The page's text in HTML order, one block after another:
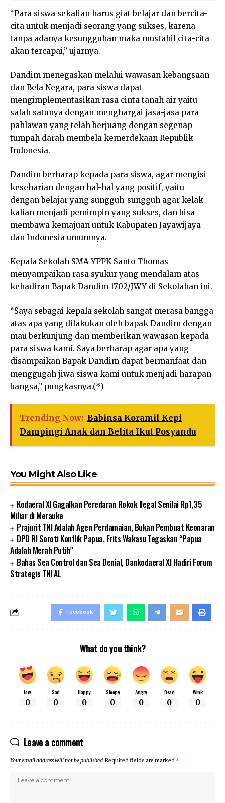
“Para siswa sekalian harus giat belajar dan bercita-
cita untuk menjadi seorang yang sukses, karena
tanpa adanya kesungguhan maka mustahil cita-cita
akan tercapai,” ujarnya.
Dandim menegaskan melalui wawasan kebangsaan
dan Bela Negara, para siswa dapat
mengimplementasikan rasa cinta tanah air yaitu
salah satunya dengan menghargai jasa-jasa para
pahlawan yang telah berjuang dengan segenap
tumpah darah membela kemerdekaan Republik
Indonesia.
Dandim berharap kepada para siswa, agar mengisi
keseharian dengan hal-hal yang positif, yaitu
dengan belajar yang sungguh-sungguh agar kelak
kalian menjadi pemimpin yang sukses, dan bisa
membawa kemajuan untuk Kabupaten Jayawijaya
dan Indonesia umumnya.
Kepala Sekolah SMA YPPK Santo Thomas
menyampaikan rasa syukur yang mendalam atas
kehadiran Bapak Dandim 1702/JWY di Sekolahan ini.
“Saya sebagai kepala sekolah sangat merasa bangga
atas apa yang dilakukan oleh bapak Dandim dengan
mau berkunjung dan memberikan wawasan kepada
para siswa kami. Saya berharap agar apa yang
disampaikan Bapak Dandim dapat bermanfaat dan
menggugah jiwa siswa kami untuk menjadi harapan
bangsa,” pungkasnya.(*)
Trending Now: Babinsa Koramil Kepi
Dampingi Anak dan Belita Ikut Posyandu
You Might Also Like
Kodaeral XI Gagalkan Peredaran Rokok Ilegal Senilai Rp1,35
Miliar di Merauke
Prajurit TNI Adalah Agen Perdamaian, Bukan Pembuat Keonaran
DPD RI Soroti Konflik Papua, Frits Wakasu Tegaskan “Papua
Adalah Merah Putih”
Bahas Sea Control dan Sea Denial, Dankodaeral XI Hadiri Forum
Strategis TNI AL
Facebook
What do you think?
Love
0
Sad
0
Happy
0
Sleepy
0
Angry
0
Dead
0
Wink
0
Leave a comment
Your email address will not be published.Required fields are marked *